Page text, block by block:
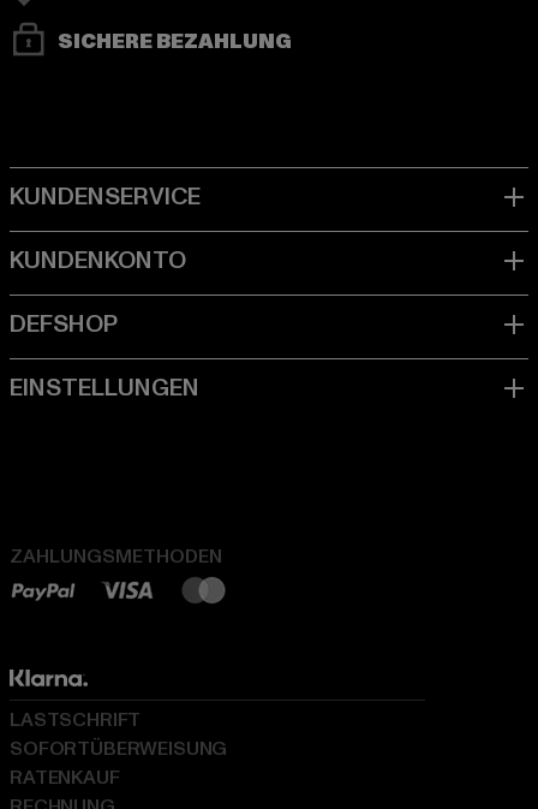
SICHERE BEZAHLUNG
ZAHLUNGSMETHODEN
LASTSCHRIFT
SOFORTÜBERWEISUNG
RATENKAUF